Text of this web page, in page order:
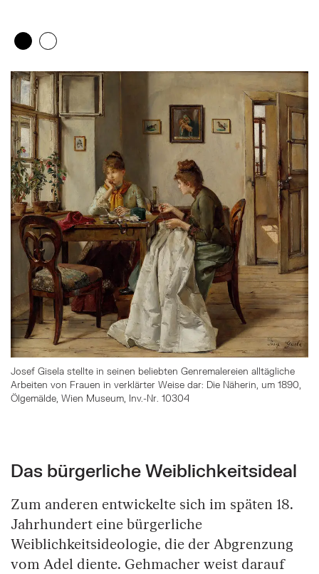
Überspringe den Bilder Slider
Josef Gisela stellte in seinen beliebten Genremalereien alltägliche
Arbeiten von Frauen in verklärter Weise dar: Die Näherin, um 1890,
Ölgemälde, Wien Museum, Inv.-Nr. 10304
Zeige 1. Element
(Aktuelles Element)
Zeige 2. Element
Springe zum Anfang des Bilder Slider
Das bürgerliche Weiblichkeitsideal
Zum anderen entwickelte sich im späten 18.
Jahrhundert eine bürgerliche
Weiblichkeitsideologie, die der Abgrenzung
vom Adel diente. Gehmacher weist darauf